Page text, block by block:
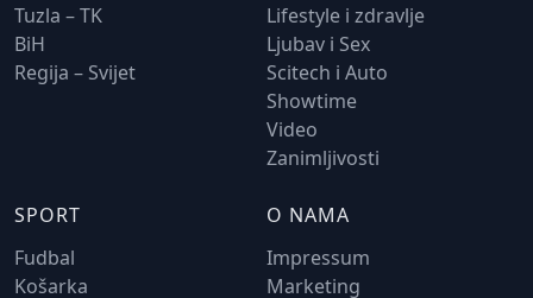
Tuzla – TK
BiH
Regija – Svijet
Lifestyle i zdravlje
Ljubav i Sex
Scitech i Auto
Showtime
Video
Zanimljivosti
SPORT
Fudbal
Košarka
O NAMA
Impressum
Marketing